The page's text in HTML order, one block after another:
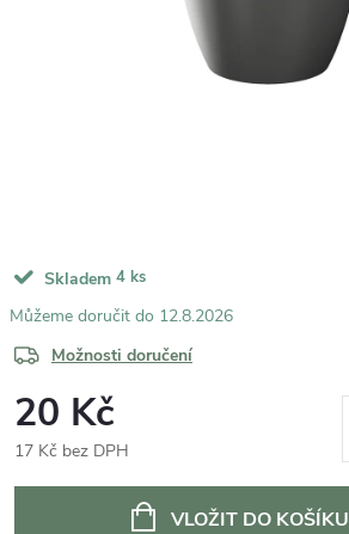
Skladem 4 ks
12.8.2026
Možnosti doručení
20 Kč
17 Kč bez DPH
VLOŽIT DO KOŠÍKU